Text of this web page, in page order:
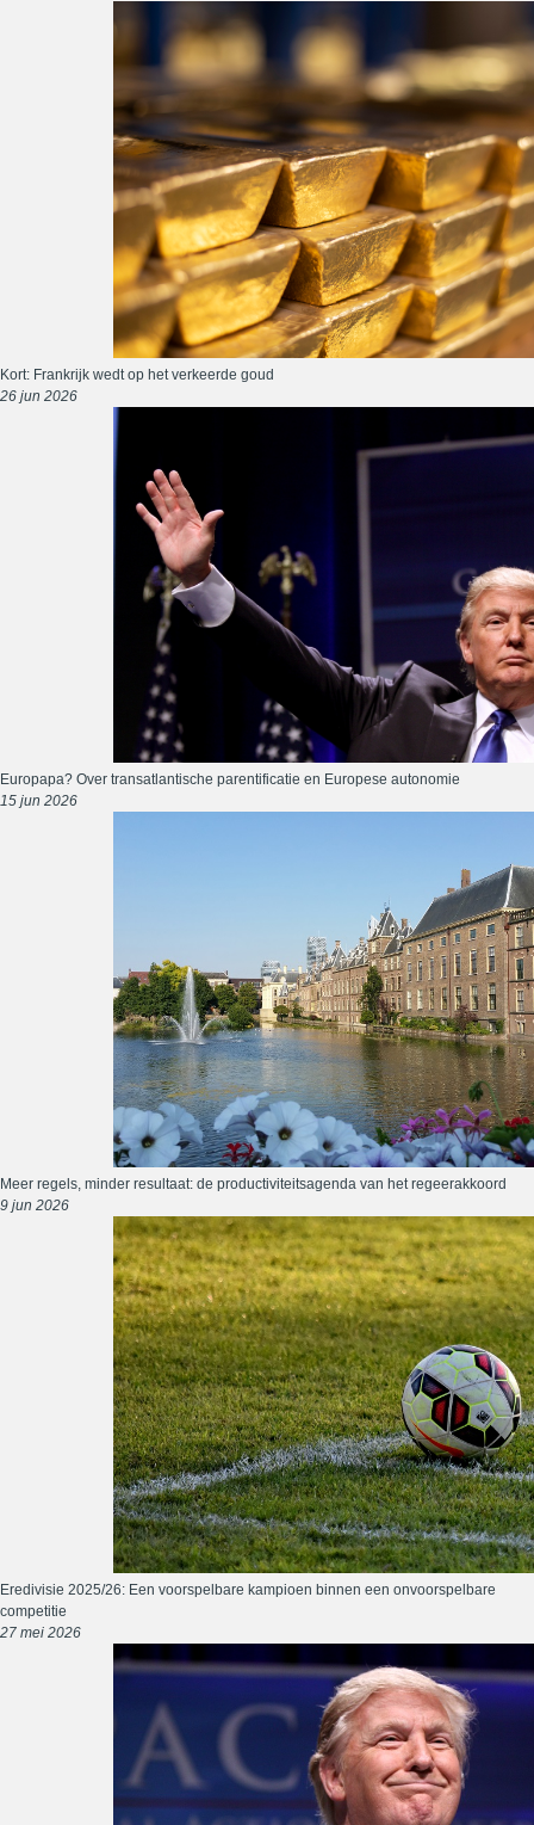
Kort: Frankrijk wedt op het verkeerde goud
26 jun 2026
Europapa? Over transatlantische parentificatie en Europese autonomie
15 jun 2026
Meer regels, minder resultaat: de productiviteitsagenda van het regeerakkoord
9 jun 2026
Eredivisie 2025/26: Een voorspelbare kampioen binnen een onvoorspelbare
competitie
27 mei 2026